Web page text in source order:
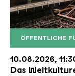
ÖFFENTLICHE
Der
Copyright:
10.08.2026,
Das